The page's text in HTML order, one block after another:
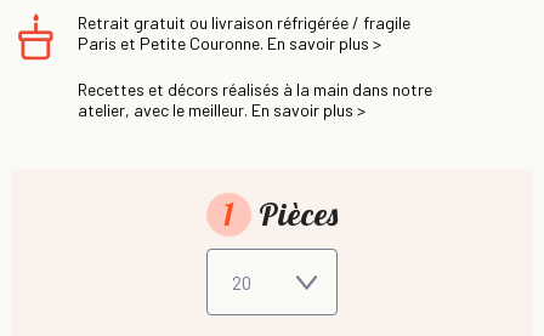
Retrait gratuit ou livraison réfrigérée / fragile
Paris et Petite Couronne. En savoir plus >
Recettes et décors réalisés à la main dans notre
atelier, avec le meilleur. En savoir plus >
1 Pièces